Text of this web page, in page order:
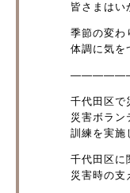
皆さまはい
季節の変わ
体調に気を
千代田区で
災害ボラン
訓練を実施
千代田区に
災害時の支